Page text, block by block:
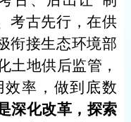
考古先行，在供
衔接生态环境部
土地供后监管，
率，做到底数
深化改革，探索